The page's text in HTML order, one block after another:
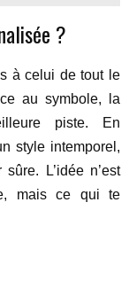
?
à celui de tout le
au symbole, la
piste. En
style intemporel,
L’idée n’est
mais ce qui te